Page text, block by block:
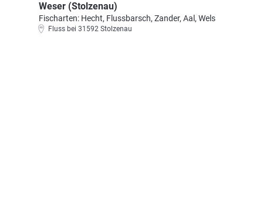
Weser (Stolzenau)
Fischarten: Hecht, Flussbarsch, Zander, Aal, Wels
Fluss bei 31592 Stolzenau